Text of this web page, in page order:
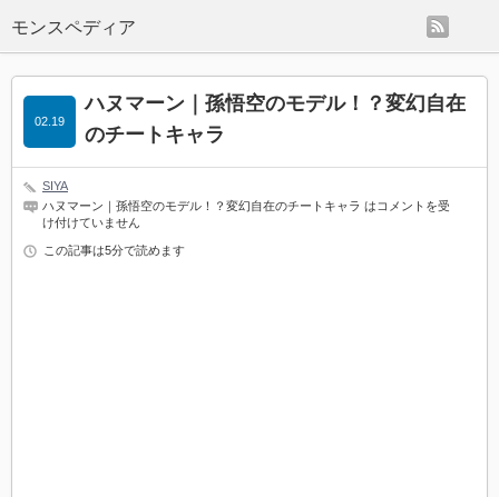
モンスペディア
ハヌマーン｜孫悟空のモデル！？変幻自在
のチートキャラ
02.19
SIYA
ハヌマーン｜孫悟空のモデル！？変幻自在のチートキャラ は コメントを受
け付けていません
この記事は5分で読めます